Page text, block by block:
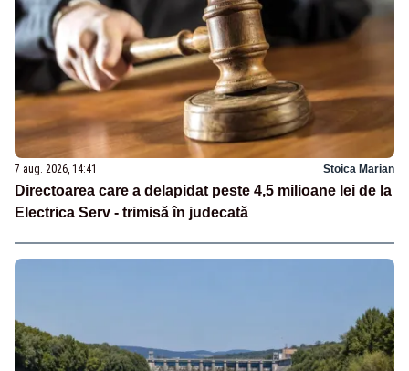
7 aug. 2026, 14:41 Stoica Marian
Directoarea care a delapidat peste 4,5 milioane lei de la
Electrica Serv - trimisă în judecată